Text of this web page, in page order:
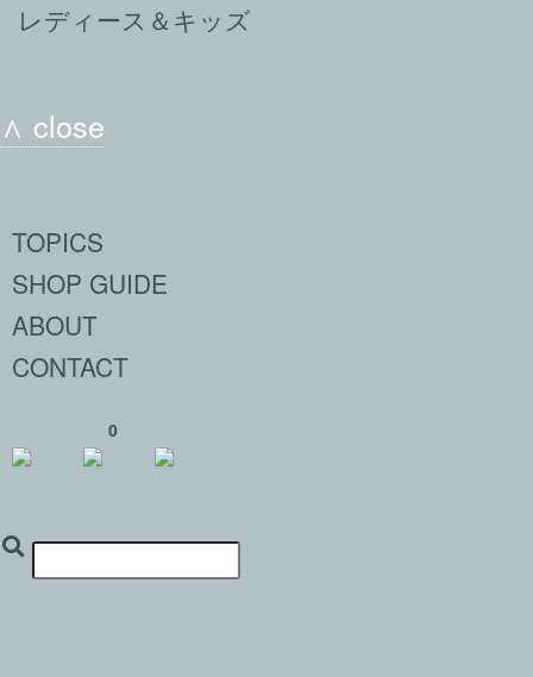
レディース＆キッズ
∧ close
TOPICS
SHOP GUIDE
ABOUT
CONTACT
0